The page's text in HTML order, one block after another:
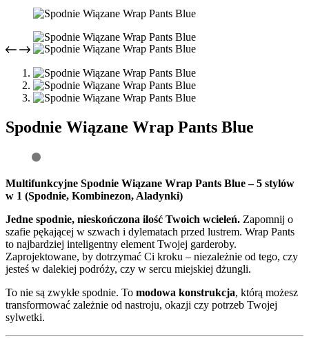
Spodnie Wiązane Wrap Pants Blue
Multifunkcyjne Spodnie Wiązane Wrap Pants Blue – 5 stylów
w 1 (Spodnie, Kombinezon, Aladynki)
Jedne spodnie, nieskończona ilość Twoich wcieleń. Zapomnij o
szafie pękającej w szwach i dylematach przed lustrem. Wrap Pants
to najbardziej inteligentny element Twojej garderoby.
Zaprojektowane, by dotrzymać Ci kroku – niezależnie od tego, czy
jesteś w dalekiej podróży, czy w sercu miejskiej dżungli.
To nie są zwykłe spodnie. To modowa konstrukcja, którą możesz
transformować zależnie od nastroju, okazji czy potrzeb Twojej
sylwetki.